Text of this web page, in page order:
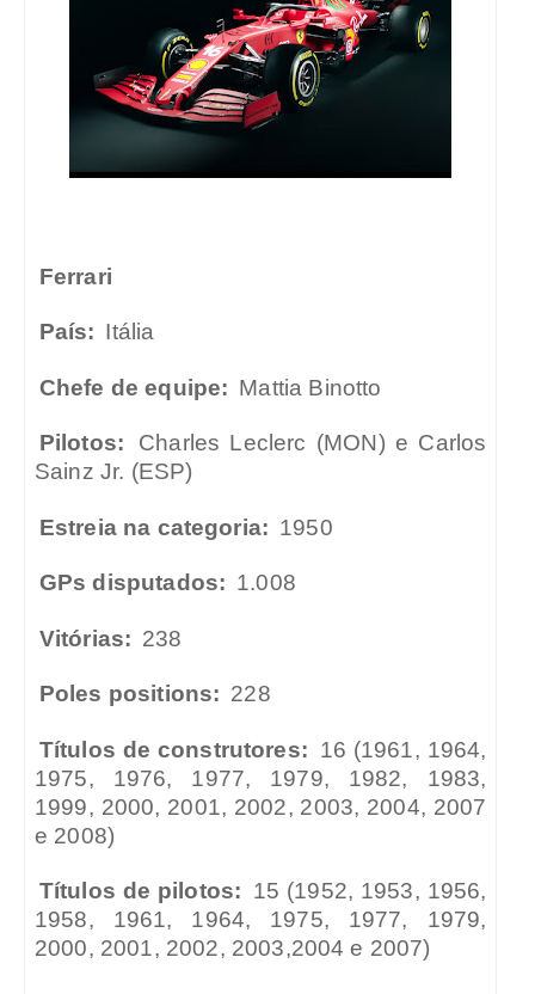
Ferrari
País: Itália
Chefe de equipe: Mattia Binotto
Pilotos:
Charles Leclerc (MON) e Carlos
Sainz Jr. (ESP)
Estreia na categoria: 1950
GPs disputados: 1.008
Vitórias: 238
Poles positions: 228
Títulos de construtores: 16 (1961, 1964,
1975, 1976, 1977, 1979, 1982, 1983,
1999, 2000, 2001, 2002, 2003, 2004, 2007
e 2008)
Títulos de pilotos: 15 (1952, 1953, 1956,
1958, 1961, 1964, 1975, 1977, 1979,
2000, 2001, 2002, 2003,2004 e 2007)